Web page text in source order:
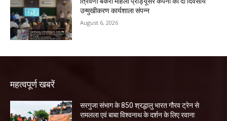
उन्मुखीकरण कार्यशाला संपन्न
August 6, 2026
महत्वपूर्ण खबरें
सरगुजा संभाग के 850 श्रद्धालु भारत गौरव ट्रेन से
रामलला एवं बाबा विश्वनाथ के दर्शन के लिए रवाना